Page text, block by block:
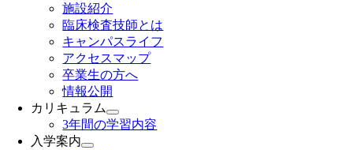
施設紹介
臨床検査技師とは
キャンパスライフ
アクセスマップ
卒業生の方へ
情報公開
カリキュラム
3年間の学習内容
入学案内